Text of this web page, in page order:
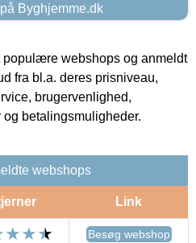
Byghjemme.dk
populære webshops og anmeldt
fra bl.a. deres prisniveau,
brugervenlighed,
betalingsmuligheder.
webshops
Link
Besøg webshop